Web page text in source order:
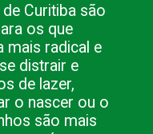
Curitiba são
os que
mais radical e
distrair e
de lazer,
o nascer ou o
são mais